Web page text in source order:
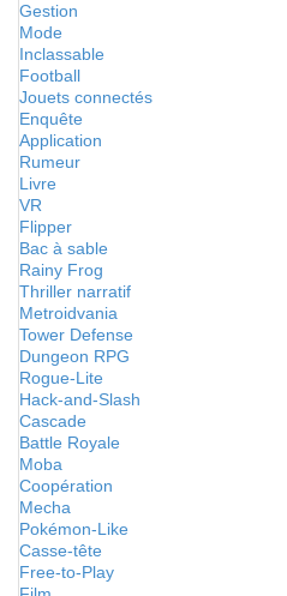
Gestion
Mode
Inclassable
Football
Jouets connectés
Enquête
Application
Rumeur
Livre
VR
Flipper
Bac à sable
Rainy Frog
Thriller narratif
Metroidvania
Tower Defense
Dungeon RPG
Rogue-Lite
Hack-and-Slash
Cascade
Battle Royale
Moba
Coopération
Mecha
Pokémon-Like
Casse-tête
Free-to-Play